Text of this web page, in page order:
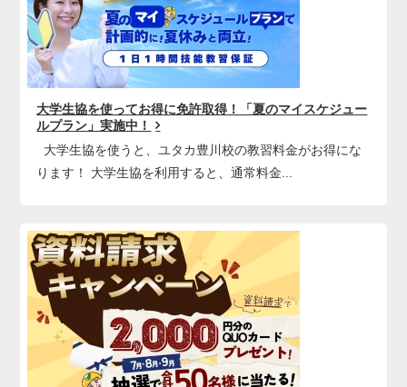
大学生協を使ってお得に免許取得！「夏のマイスケジュー
ルプラン」実施中！
大学生協を使うと、ユタカ豊川校の教習料金がお得にな
ります！ 大学生協を利用すると、通常料金...